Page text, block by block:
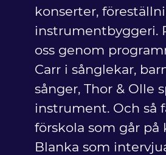
konserter,
instrumentbyggeri.
oss genom
Carr i sånglekar,
sånger, Thor & Olle
instrument. Och så
förskola som går på
Blanka som